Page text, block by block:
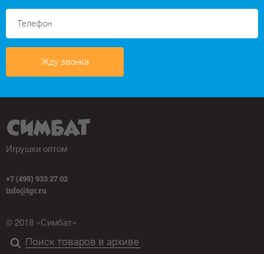
Жду звонка
Игрушки оптом
+7 (495) 933 27 02
info@igr.ru
© 2018 «Симбат»